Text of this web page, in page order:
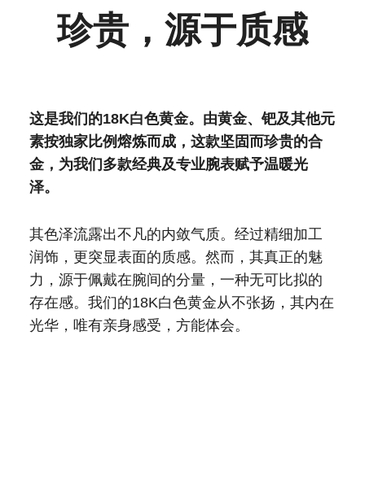
珍贵，源于质感
这是我们的18K白色黄金。由黄金、钯及其他元
素按独家比例熔炼而成，这款坚固而珍贵的合
金，为我们多款经典及专业腕表赋予温暖光
泽。
其色泽流露出不凡的内敛气质。经过精细加工
润饰，更突显表面的质感。然而，其真正的魅
力，源于佩戴在腕间的分量，一种无可比拟的
存在感。我们的18K白色黄金从不张扬，其内在
光华，唯有亲身感受，方能体会。